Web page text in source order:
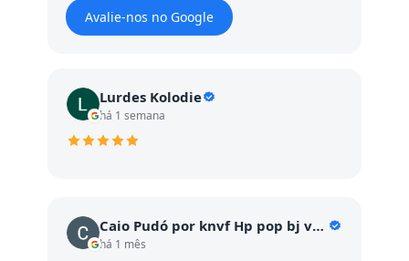
Avalie-nos no Google
Lurdes Kolodie
há 1 semana
Caio Pudó por knvf Hp pop bj vc GC vc c
há 1 mês